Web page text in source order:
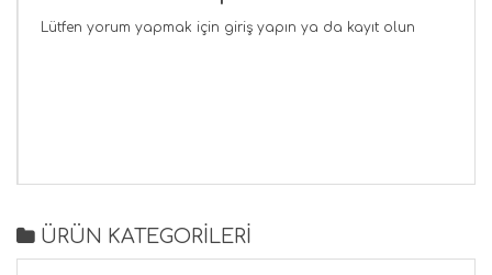
Lütfen yorum yapmak için giriş yapın ya da kayıt olun
ÜRÜN KATEGORİLERİ